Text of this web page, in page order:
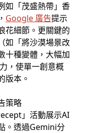
如「茂盛熱帶」香
Google 廣告提示
花細節。更關鍵的
如「將沙漠場景改
十種變體，大幅加
，使單一創意概
版本。
策略
」活動展示AI
。透過Gemini分